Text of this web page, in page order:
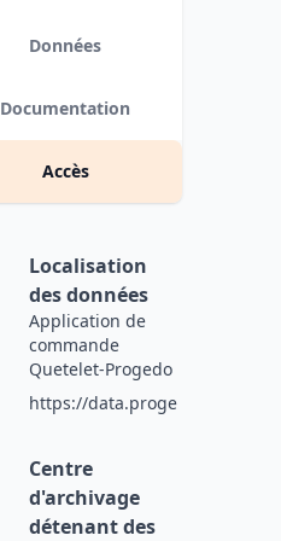
Données
Documentation
Accès
Localisation
des données
Application de
commande
Quetelet-Progedo
https://data.progedo.fr
Centre
d'archivage
détenant des